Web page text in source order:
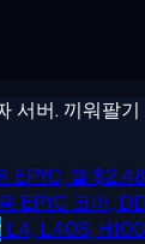
서버. 끼워팔기
EPYC, 월
EPYC 코어,
L4, L40S,